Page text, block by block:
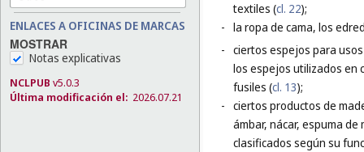
ENLACES A OFICINAS DE MARCAS
MOSTRAR
Notas explicativas
NCLPUB v5.0.3
Última modificación el: 2026.07.21
textiles (cl. 22);
- la ropa de cama, los
- ciertos espejos para
los espejos utilizados en
fusiles (cl. 13);
- ciertos productos de
ámbar, nácar, espuma
clasificados según su